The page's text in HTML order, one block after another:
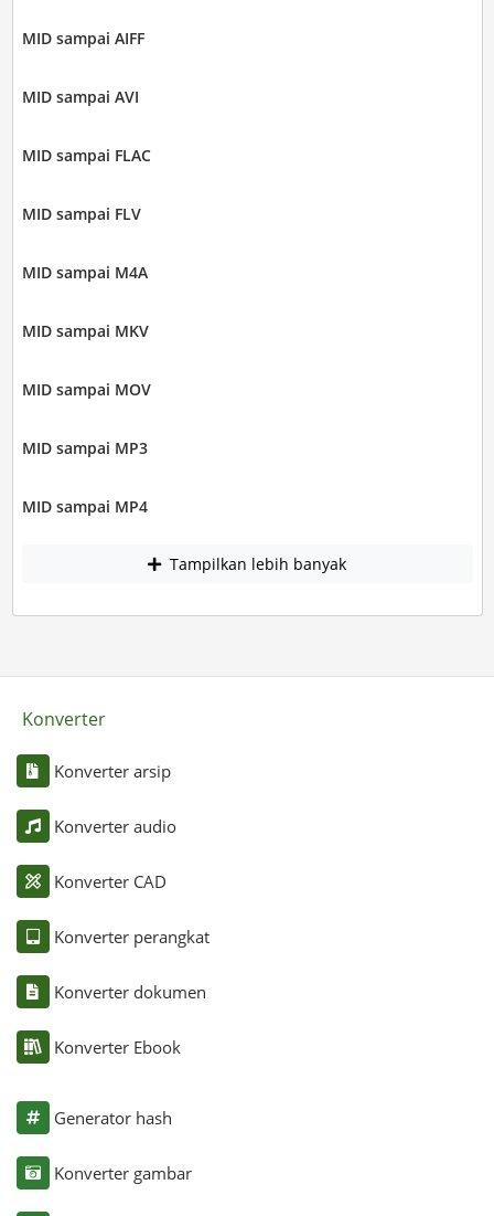
MID sampai AIFF
MID sampai AVI
MID sampai FLAC
MID sampai FLV
MID sampai M4A
MID sampai MKV
MID sampai MOV
MID sampai MP3
MID sampai MP4
Tampilkan lebih banyak
Konverter
Konverter arsip
Konverter audio
Konverter CAD
Konverter perangkat
Konverter dokumen
Konverter Ebook
Generator hash
Konverter gambar